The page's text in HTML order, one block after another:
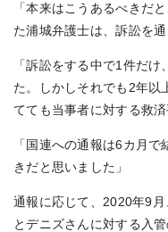
「本来はこうあるべきだ
た浦城弁護士は、訴訟を
「訴訟をする中で1件だ
た。しかしそれでも2年以
てても当事者に対する救
「国連への通報は6カ月
きだと思いました」
通報に応じて、2020年9
とデニズさんに対する入